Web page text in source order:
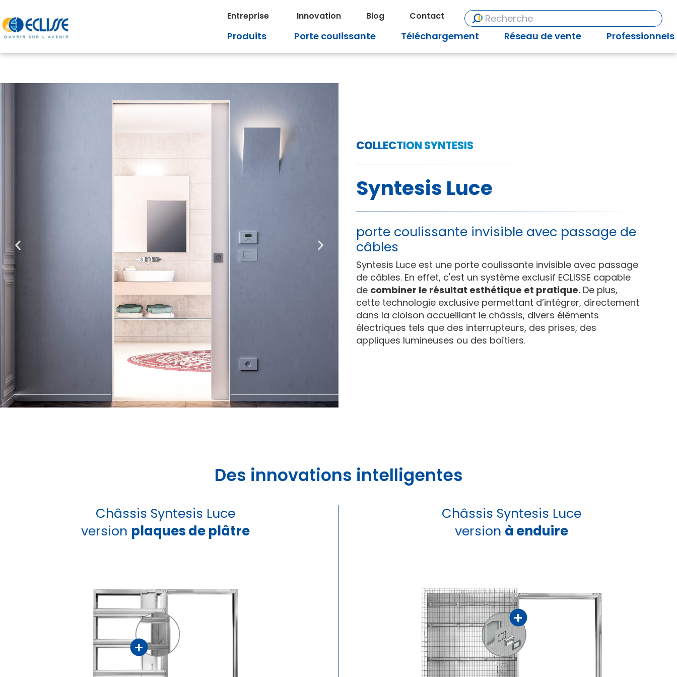
Entreprise Innovation Blog Contact
Produits Porte coulissante Téléchargement Réseau de vente Professionnels
COLLECTION SYNTESIS
Syntesis Luce
porte coulissante invisible avec passage de
câbles
Syntesis Luce est une porte coulissante invisible avec passage
de câbles. En effet, c'est un système exclusif ECLISSE capable
de combiner le résultat esthétique et pratique. De plus,
cette technologie exclusive permettant d’intégrer, directement
dans la cloison accueillant le châssis, divers éléments
électriques tels que des interrupteurs, des prises, des
appliques lumineuses ou des boîtiers.
Des innovations intelligentes
Châssis Syntesis Luce
version plaques de plâtre
+
Châssis Syntesis Luce
version à enduire
+